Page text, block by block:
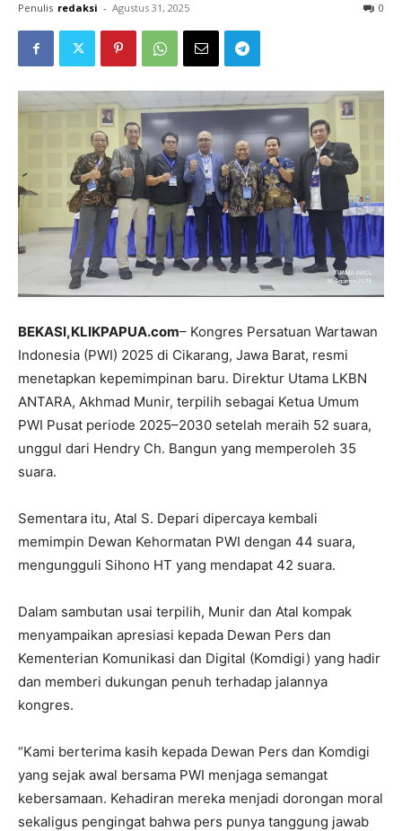
Penulis redaksi - Agustus 31, 2025 0
BEKASI,KLIKPAPUA.com– Kongres Persatuan Wartawan
Indonesia (PWI) 2025 di Cikarang, Jawa Barat, resmi
menetapkan kepemimpinan baru. Direktur Utama LKBN
ANTARA, Akhmad Munir, terpilih sebagai Ketua Umum
PWI Pusat periode 2025–2030 setelah meraih 52 suara,
unggul dari Hendry Ch. Bangun yang memperoleh 35
suara.
Sementara itu, Atal S. Depari dipercaya kembali
memimpin Dewan Kehormatan PWI dengan 44 suara,
mengungguli Sihono HT yang mendapat 42 suara.
Dalam sambutan usai terpilih, Munir dan Atal kompak
menyampaikan apresiasi kepada Dewan Pers dan
Kementerian Komunikasi dan Digital (Komdigi) yang hadir
dan memberi dukungan penuh terhadap jalannya
kongres.
“Kami berterima kasih kepada Dewan Pers dan Komdigi
yang sejak awal bersama PWI menjaga semangat
kebersamaan. Kehadiran mereka menjadi dorongan moral
sekaligus pengingat bahwa pers punya tanggung jawab